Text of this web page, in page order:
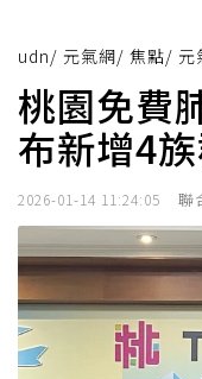
udn/ 元氣網/ 焦點/ 元
桃園免費
布新增4
2026-01-14 11:24:05 聯